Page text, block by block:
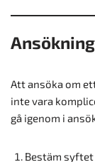
Att ansöka om
inte vara
gå igenom i
Bestäm syftet